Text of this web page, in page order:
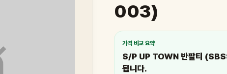
003)
가격 비교 요약
S/P UP TOWN 반팔티
됩니다.